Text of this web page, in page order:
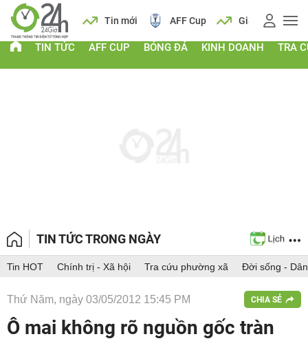
Lịch Tin mới AFF Cup Giá vàng
TIN TỨC AFF CUP BÓNG ĐÁ KINH DOANH TRA
TIN TỨC TRONG NGÀY
Tin HOT Chính trị - Xã hội Tra cứu phường xã Đời sống -
Thứ Năm, ngày 03/05/2012 15:45 PM CHIA SẺ
Ô mai không rõ nguồn gốc tràn